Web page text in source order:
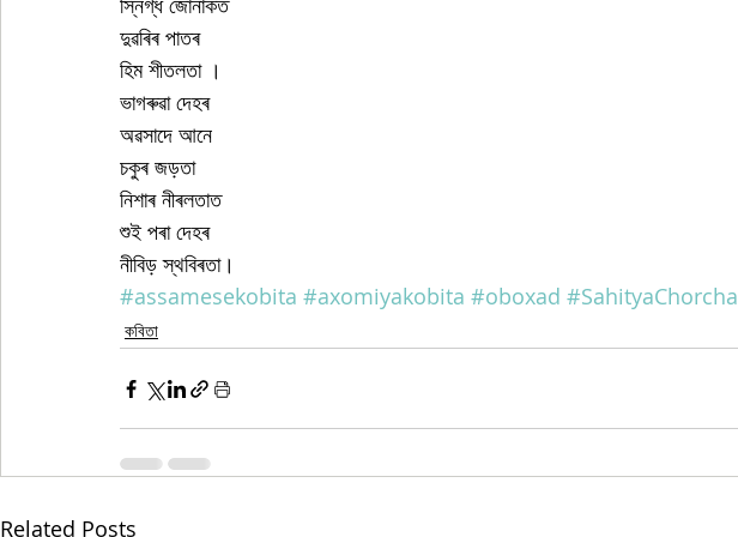
দুৱৰিৰ পাতৰ
হিম শীতলতা ।
ভাগৰুৱা দেহৰ
অৱসাদে আনে
চকুৰ জড়তা
নিশাৰ নীৰলতাত
শুই পৰা দেহৰ
নীবিড় স্থবিৰতা।
#assamesekobita #axomiyakobita #oboxad #SahityaChorcha
কবিতা
Related Posts